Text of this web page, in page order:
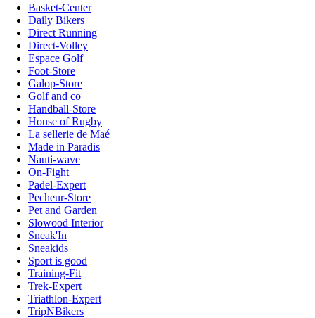
Basket-Center
Daily Bikers
Direct Running
Direct-Volley
Espace Golf
Foot-Store
Galop-Store
Golf and co
Handball-Store
House of Rugby
La sellerie de Maé
Made in Paradis
Nauti-wave
On-Fight
Padel-Expert
Pecheur-Store
Pet and Garden
Slowood Interior
Sneak'In
Sneakids
Sport is good
Training-Fit
Trek-Expert
Triathlon-Expert
TripNBikers